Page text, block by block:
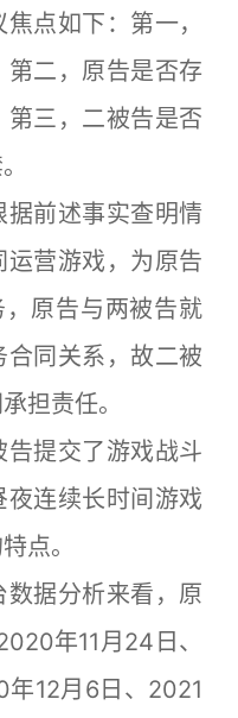
点如下：第一，
二，原告是否存
三，二被告是否
前述事实查明情
营游戏，为原告
原告与两被告就
同关系，故二被
担责任。
提交了游戏战斗
连续长时间游戏
点。
据分析来看，原
年11月24日、
12月6日、2021